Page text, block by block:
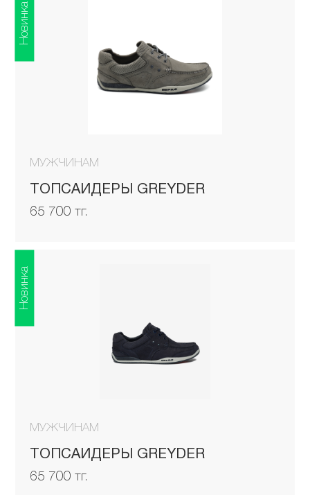
МУЖЧИНАМ
ТОПСАЙДЕРЫ GREYDER
65 700 тг.
Новинка
МУЖЧИНАМ
ТОПСАЙДЕРЫ GREYDER
65 700 тг.
Новинка